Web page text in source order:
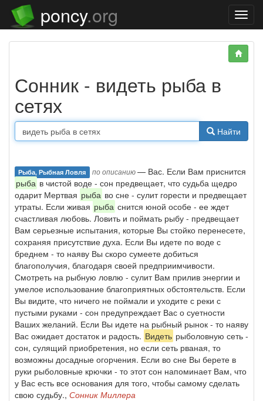
poncy.org
Сонник - видеть рыба в
сетях
Найти
Рыба, Рыбная Ловля по описанию— Вас. Если Вам приснится
рыба в чистой воде - сон предвещает, что судьба щедро
одарит Мертвая рыба во сне - сулит горести и предвещает
утраты. Если живая рыба снится юной особе - ее ждет
счастливая любовь. Ловить и поймать рыбу - предвещает
Вам серьезные испытания, которые Вы стойко перенесете,
сохраняя присутствие духа. Если Вы идете по воде с
бреднем - то наяву Вы скоро сумеете добиться
благополучия, благодаря своей предприимчивости.
Смотреть на рыбную ловлю - сулит Вам прилив энергии и
умелое использование благоприятных обстоятельств. Если
Вы видите, что ничего не поймали и уходите с реки с
пустыми руками - сон предупреждает Вас о суетности
Ваших желаний. Если Вы идете на рыбный рынок - то наяву
Вас ожидает достаток и радость. Видеть рыболовную сеть -
сон, сулящий приобретения, но если сеть рваная, то
возможны досадные огорчения. Если во сне Вы берете в
руки рыболовные крючки - то этот сон напоминает Вам, что
у Вас есть все основания для того, чтобы самому сделать
свою судьбу., Сонник Миллера